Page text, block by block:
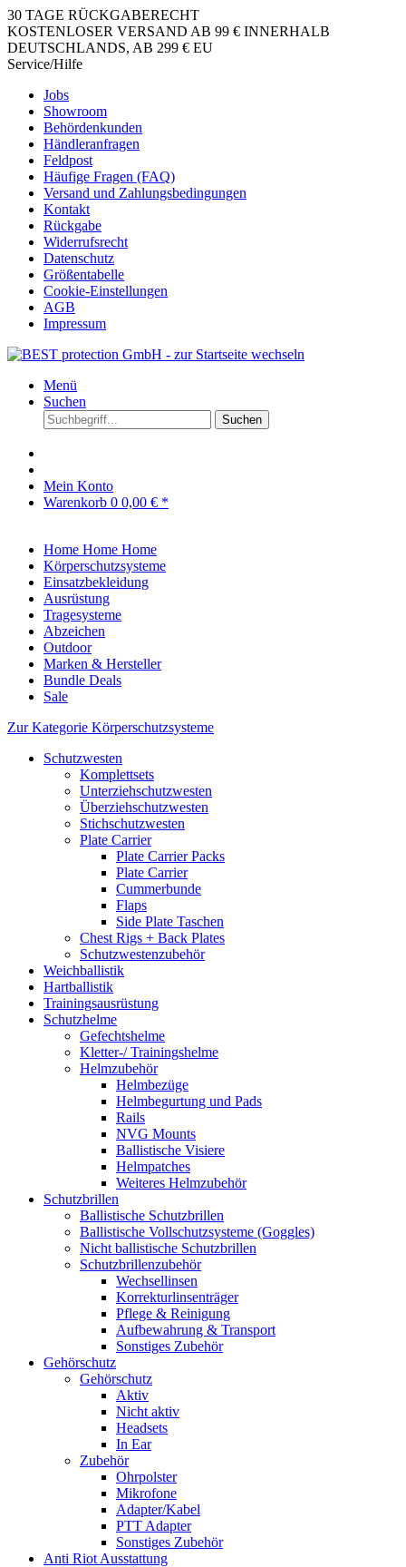
30 TAGE RÜCKGABERECHT
KOSTENLOSER VERSAND AB 99 € INNERHALB
DEUTSCHLANDS, AB 299 € EU
Service/Hilfe
Jobs
Showroom
Behördenkunden
Händleranfragen
Feldpost
Häufige Fragen (FAQ)
Versand und Zahlungsbedingungen
Kontakt
Rückgabe
Widerrufsrecht
Datenschutz
Größentabelle
Cookie-Einstellungen
AGB
Impressum
Menü
Suchen
Suchen
Mein Konto
Warenkorb 0 0,00 € *
Home Home Home
Körperschutzsysteme
Einsatzbekleidung
Ausrüstung
Tragesysteme
Abzeichen
Outdoor
Marken & Hersteller
Bundle Deals
Sale
Zur Kategorie Körperschutzsysteme
Schutzwesten
Komplettsets
Unterziehschutzwesten
Überziehschutzwesten
Stichschutzwesten
Plate Carrier
Plate Carrier Packs
Plate Carrier
Cummerbunde
Flaps
Side Plate Taschen
Chest Rigs + Back Plates
Schutzwestenzubehör
Weichballistik
Hartballistik
Trainingsausrüstung
Schutzhelme
Gefechtshelme
Kletter-/ Trainingshelme
Helmzubehör
Helmbezüge
Helmbegurtung und Pads
Rails
NVG Mounts
Ballistische Visiere
Helmpatches
Weiteres Helmzubehör
Schutzbrillen
Ballistische Schutzbrillen
Ballistische Vollschutzsysteme (Goggles)
Nicht ballistische Schutzbrillen
Schutzbrillenzubehör
Wechsellinsen
Korrekturlinsenträger
Pflege & Reinigung
Aufbewahrung & Transport
Sonstiges Zubehör
Gehörschutz
Gehörschutz
Aktiv
Nicht aktiv
Headsets
In Ear
Zubehör
Ohrpolster
Mikrofone
Adapter/Kabel
PTT Adapter
Sonstiges Zubehör
Anti Riot Ausstattung